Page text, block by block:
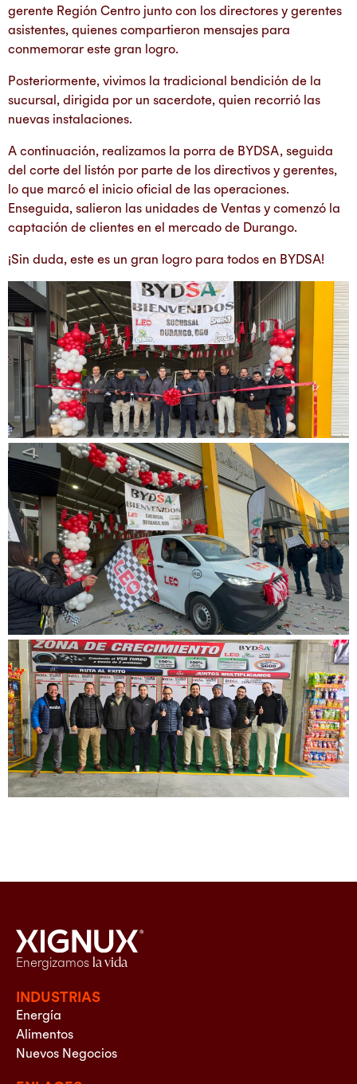
gerente Región Centro junto con los directores y gerentes
asistentes, quienes compartieron mensajes para
conmemorar este gran logro.
Posteriormente, vivimos la tradicional bendición de la
sucursal, dirigida por un sacerdote, quien recorrió las
nuevas instalaciones.
A continuación, realizamos la porra de BYDSA, seguida
del corte del listón por parte de los directivos y gerentes,
lo que marcó el inicio oficial de las operaciones.
Enseguida, salieron las unidades de Ventas y comenzó la
captación de clientes en el mercado de Durango.
¡Sin duda, este es un gran logro para todos en BYDSA!
Energizamos la vida
INDUSTRIAS
Energía
Alimentos
Nuevos Negocios